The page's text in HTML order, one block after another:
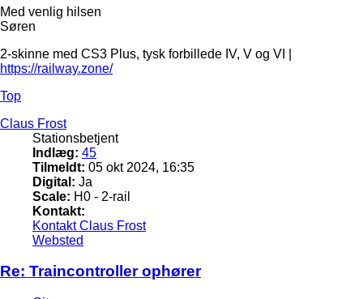
Med venlig hilsen
Søren
2-skinne med CS3 Plus, tysk forbillede IV, V og VI |
https://railway.zone/
Top
Claus Frost
Stationsbetjent
Indlæg: 45
Tilmeldt: 05 okt 2024, 16:35
Digital: Ja
Scale: H0 - 2-rail
Kontakt:
Kontakt Claus Frost
Websted
Re: Traincontroller ophører